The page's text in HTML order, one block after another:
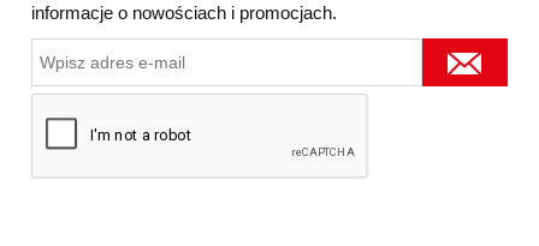
informacje o nowościach i promocjach.